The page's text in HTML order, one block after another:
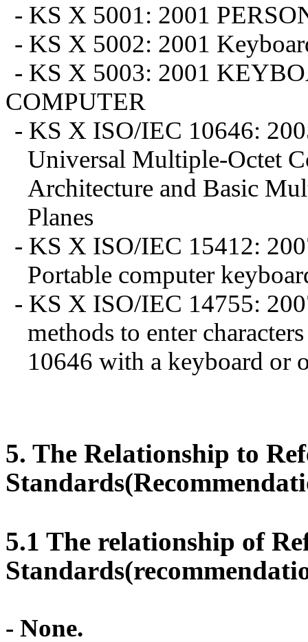
- KS X 5001: 2001
- KS X 5002: 2001
- KS X 5003: 2001
COMPUTER
- KS X ISO/IEC 10646:
Universal Multiple-Octet
Architecture and Basic
Planes
- KS X ISO/IEC 15412:
Portable computer
- KS X ISO/IEC 14755:
methods to enter
10646 with a keyboard or
5. The Relationship to
5.1 The relationship of
- None.